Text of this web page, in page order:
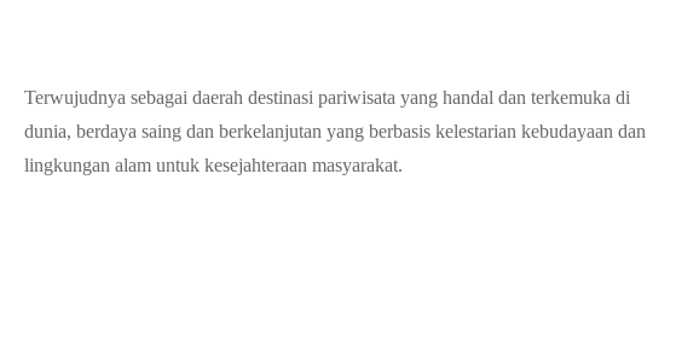
Terwujudnya sebagai daerah destinasi pariwisata yang handal dan terkemuka di
dunia, berdaya saing dan berkelanjutan yang berbasis kelestarian kebudayaan dan
lingkungan alam untuk kesejahteraan masyarakat.